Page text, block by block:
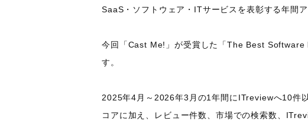
SaaS・ソフトウェア・ITサービスを表彰する年間ア
今回「Cast Me!」が受賞した「The Best Software
す。
2025年4月～2026年3月の1年間にITreviewへ10件
コアに加え、レビュー件数、市場での検索数、